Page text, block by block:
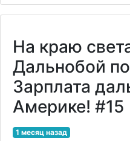
На краю
Дальнобой
Зарплата
Америке! #15
1 месяц назад